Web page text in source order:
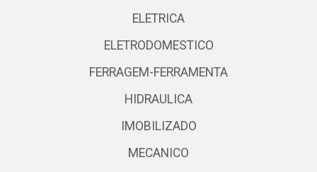
ELETRICA
ELETRODOMESTICO
FERRAGEM-FERRAMENTA
HIDRAULICA
IMOBILIZADO
MECANICO